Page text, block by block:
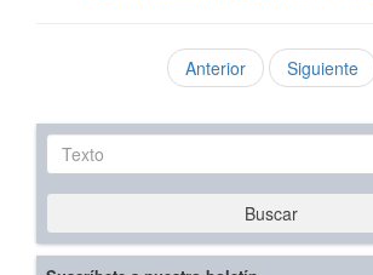
Anterior Siguiente
Texto
Buscar